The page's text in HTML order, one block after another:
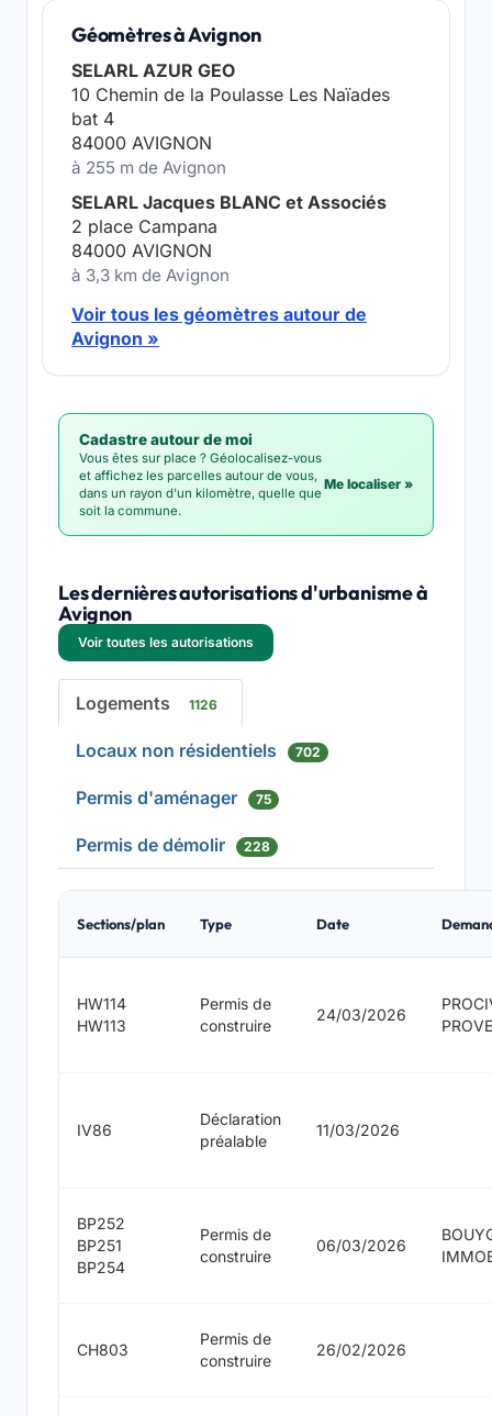
Géomètres à Avignon
SELARL AZUR GEO
10 Chemin de la Poulasse Les Naïades
bat 4
84000 AVIGNON
à 255 m de Avignon
SELARL Jacques BLANC et Associés
2 place Campana
84000 AVIGNON
à 3,3 km de Avignon
Voir tous les géomètres autour de
Avignon »
Cadastre autour de moi
Vous êtes sur place ? Géolocalisez-vous
et affichez les parcelles autour de vous,
dans un rayon d'un kilomètre, quelle que
soit la commune.
Me localiser »
Les dernières autorisations d'urbanisme à
Avignon
Voir toutes les autorisations
Logements 1126
Locaux non résidentiels 702
Permis d'aménager 75
Permis de démolir 228
Sections/plan Type Date
HW114
HW113
Permis de
construire
24/03/2026
IV86
Déclaration
préalable
11/03/2026
BP252
BP251
BP254
Permis de
construire
06/03/2026
CH803
Permis de
construire
26/02/2026